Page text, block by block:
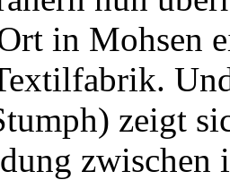
in Mohsen
zeigt
zwischen